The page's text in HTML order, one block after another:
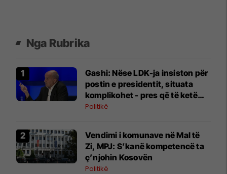
Nga Rubrika
Gashi: Nëse LDK-ja insiston për
postin e presidentit, situata
komplikohet - pres që të ketë
lëshim
Politikë
Vendimi i komunave në Mal të
Zi, MPJ: S’kanë kompetencë ta
ç’njohin Kosovën
Politikë